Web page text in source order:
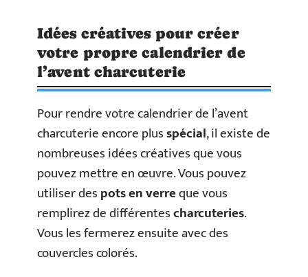
Idées créatives pour créer
votre propre calendrier de
l’avent charcuterie
Pour rendre votre calendrier de l’avent
charcuterie encore plusspécial, il existe de
nombreuses idées créatives que vous
pouvez mettre en œuvre. Vous pouvez
utiliser despots en verreque vous
remplirez de différentescharcuteries.
Vous les fermerez ensuite avec des
couvercles colorés.